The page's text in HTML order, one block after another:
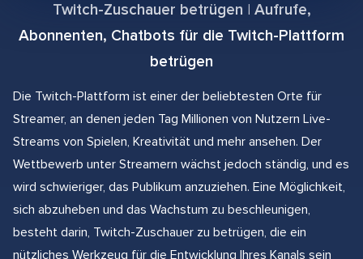
Twitch-Zuschauer betrügen | Aufrufe,
Abonnenten, Chatbots für die Twitch-Plattform
betrügen
Die Twitch-Plattform ist einer der beliebtesten Orte für
Streamer, an denen jeden Tag Millionen von Nutzern Live-
Streams von Spielen, Kreativität und mehr ansehen. Der
Wettbewerb unter Streamern wächst jedoch ständig, und es
wird schwieriger, das Publikum anzuziehen. Eine Möglichkeit,
sich abzuheben und das Wachstum zu beschleunigen,
besteht darin, Twitch-Zuschauer zu betrügen, die ein
nützliches Werkzeug für die Entwicklung Ihres Kanals sein